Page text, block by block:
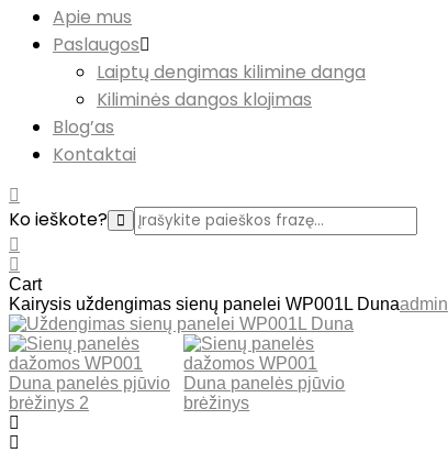
Apie mus
Paslaugos
Laiptų dengimas kilimine danga
Kiliminės dangos klojimas
Blog’as
Kontaktai
Ko ieškote?
Cart
Kairysis uždengimas sienų panelei WP001L Dunaadmin